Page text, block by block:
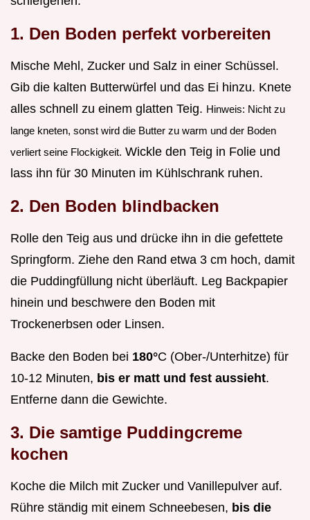
1. Den Boden perfekt vorbereiten
Mische Mehl, Zucker und Salz in einer Schüssel.
Gib die kalten Butterwürfel und das Ei hinzu. Knete
alles schnell zu einem glatten Teig. Hinweis: Nicht zu
lange kneten, sonst wird die Butter zu warm und der Boden
verliert seine Flockigkeit. Wickle den Teig in Folie und
lass ihn für 30 Minuten im Kühlschrank ruhen.
2. Den Boden blindbacken
Rolle den Teig aus und drücke ihn in die gefettete
Springform. Ziehe den Rand etwa 3 cm hoch, damit
die Puddingfüllung nicht überläuft. Leg Backpapier
hinein und beschwere den Boden mit
Trockenerbsen oder Linsen.
Backe den Boden bei 180°C (Ober-/Unterhitze) für
10-12 Minuten, bis er matt und fest aussieht.
Entferne dann die Gewichte.
3. Die samtige Puddingcreme
kochen
Koche die Milch mit Zucker und Vanillepulver auf.
Rühre ständig mit einem Schneebesen, bis die